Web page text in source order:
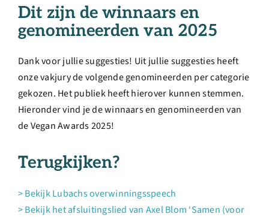
English
Dit zijn de winnaars en
genomineerden van 2025
Dank voor jullie suggesties! Uit jullie suggesties heeft
onze vakjury de volgende genomineerden per categorie
gekozen. Het publiek heeft hierover kunnen stemmen.
Hieronder vind je de winnaars en genomineerden van
de Vegan Awards 2025!
Terugkijken?
> Bekijk Lubachs overwinningsspeech
> Bekijk het afsluitingslied van Axel Blom ‘Samen (voor